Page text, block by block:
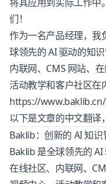
们！
作为一名产品经理，我
球领先的 AI 驱动的知
内联网、CMS 网站、
活动教学和客户社区在
https://www.baklib.cn/
以下是文章的中文翻译
Baklib：创新的 AI 知
Baklib 是全球领先的
在线社区、内联网、